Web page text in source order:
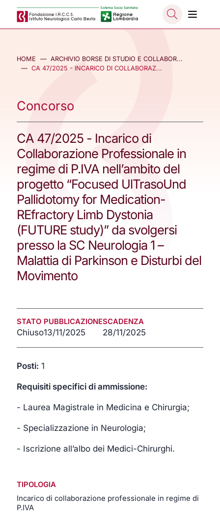
Salta al contenuto principale
HOME
ARCHIVIO BORSE DI STUDIO E COLLABOR...
CA 47/2025 - INCARICO DI COLLABORAZ...
Concorso
CA 47/2025 - Incarico di
Collaborazione Professionale in
regime di P.IVA nell’ambito del
progetto “Focused UlTrasoUnd
Pallidotomy for Medication-
REfractory Limb Dystonia
(FUTURE study)” da svolgersi
presso la SC Neurologia 1 –
Malattia di Parkinson e Disturbi del
Movimento
STATO
Chiuso
PUBBLICAZIONE
13/11/2025
SCADENZA
28/11/2025
Posti: 1
Requisiti specifici di ammissione:
- Laurea Magistrale in Medicina e Chirurgia;
- Specializzazione in Neurologia;
- Iscrizione all’albo dei Medici-Chirurghi.
TIPOLOGIA
Incarico di collaborazione professionale in regime di
P.IVA